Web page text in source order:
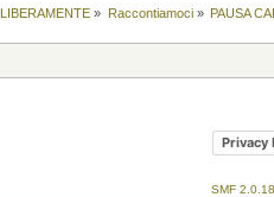
LIBERAMENTE » Raccontiamoci» PAUSA
Privacy
SMF 2.0.18